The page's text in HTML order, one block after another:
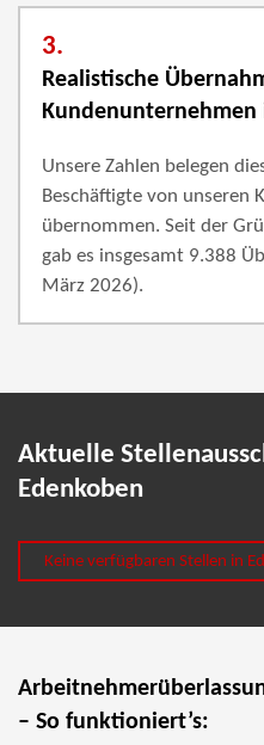
3.
Realistische
Kundenunternehmen
Unsere Zahlen belegen
Beschäftigte von unseren
übernommen. Seit der
gab es insgesamt 9.388
März 2026).
Aktuelle
Edenkoben
Keine verfügbaren Stellen in
– So funktioniert’s: